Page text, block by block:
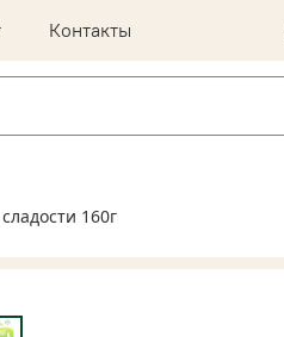
Контакты
160г